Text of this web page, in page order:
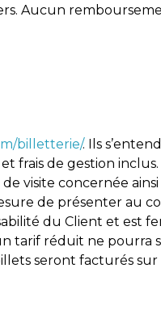
Aucun
billetterie/. Ils
frais de gestion
visite concernée
de présenter au
du Client et est
tarif réduit ne pourra
seront facturés sur